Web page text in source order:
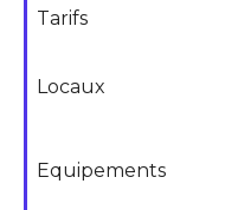
Tarifs
Locaux
Equipements